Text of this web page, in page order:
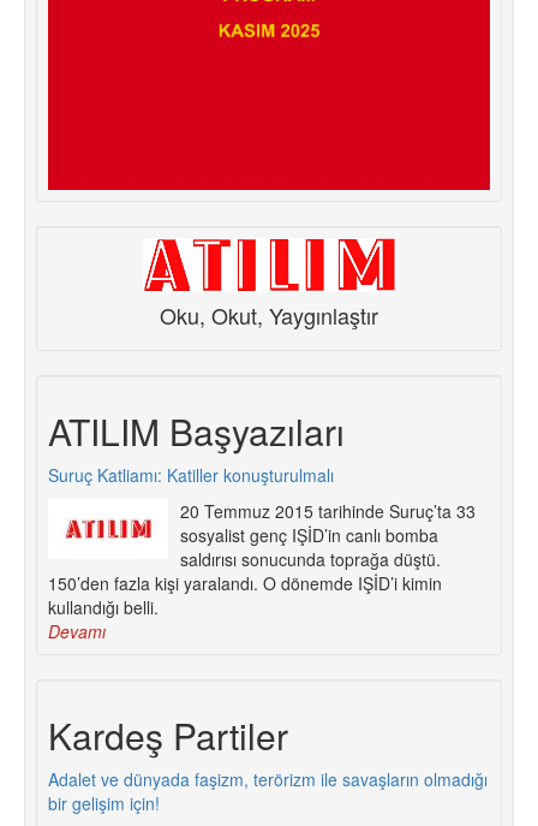
Oku, Okut, Yaygınlaştır
ATILIM Başyazıları
Suruç Katliamı: Katiller konuşturulmalı
20 Temmuz 2015 tarihinde Suruç’ta 33
sosyalist genç IŞİD’in canlı bomba
saldırısı sonucunda toprağa düştü.
150’den fazla kişi yaralandı. O dönemde IŞİD’i kimin
kullandığı belli.
Devamı
Kardeş Partiler
Adalet ve dünyada faşizm, terörizm ile savaşların olmadığı
bir gelişim için!